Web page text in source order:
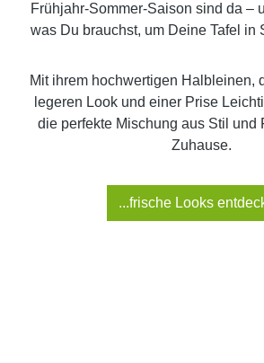
Frühjahr-Sommer-Saison sind da –
was Du brauchst, um Deine Tafel in
Mit ihrem hochwertigen Halbleinen,
legeren Look und einer Prise
die perfekte Mischung aus Stil und
Zuhause.
...frische Looks